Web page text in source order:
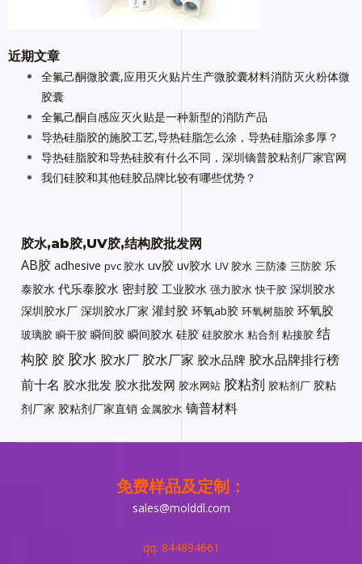
近期文章
全氟己酮微胶囊,应用灭火贴片生产微胶囊材料消防灭火粉体微
胶囊
全氟己酮自感应灭火贴是一种新型的消防产品
导热硅脂胶的施胶工艺,导热硅脂怎么涂，导热硅脂涂多厚？
导热硅脂胶和导热硅胶有什么不同，深圳镝普胶粘剂厂家官网
我们硅胶和其他硅胶品牌比较有哪些优势？
胶水,ab胶,UV胶,结构胶批发网
AB胶 adhesive pvc 胶水 uv胶 uv胶水 UV 胶水 三防漆 三防胶 乐
泰胶水 代乐泰胶水 密封胶 工业胶水 强力胶水 快干胶 深圳胶水
深圳胶水厂 深圳胶水厂家 灌封胶 环氧ab胶 环氧树脂胶 环氧胶
玻璃胶 瞬干胶 瞬间胶 瞬间胶水 硅胶 硅胶胶水 粘合剂 粘接胶 结
构胶胶 胶水 胶水厂胶水厂家 胶水品牌 胶水品牌排行榜
前十名 胶水批发 胶水批发网 胶水网站 胶粘剂 胶粘剂厂 胶粘
剂厂家 胶粘剂厂家直销 金属胶水 镝普材料
免费样品及定制：
sales@molddl.com
qq: 844894661